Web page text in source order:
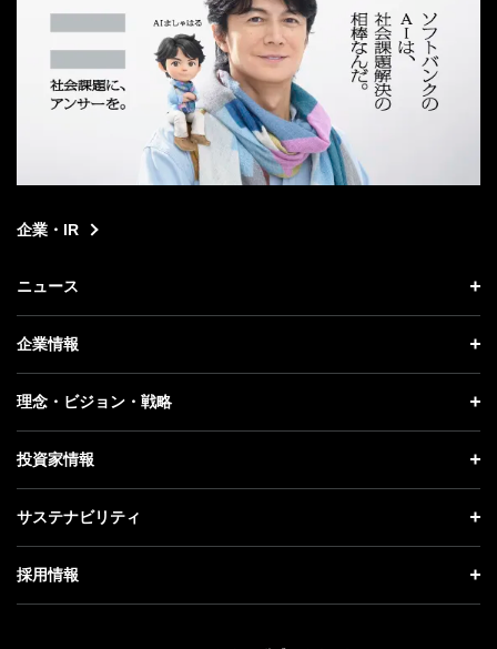
企業・IR
ニュース
ニュース トップ
プレスリリース
更新情報
記者説明会
企業情報
企業情報 トップ
社長メッセージ
事業紹介
ガバナンス
理念・ビジョン・戦略
理念・ビジョン・戦略 トップ
成長戦略「Activate AI for Society」
人材戦略
投資家情報
投資家情報 トップ
経営方針
サステナビリティ
サステナビリティ トップ
トップメッセージ
採用情報